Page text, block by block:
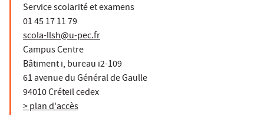
Service scolarité et examens
01 45 17 11 79
scola-llsh@u-pec.fr
Campus Centre
Bâtiment i, bureau i2-109
61 avenue du Général de Gaulle
94010 Créteil cedex
> plan d'accès